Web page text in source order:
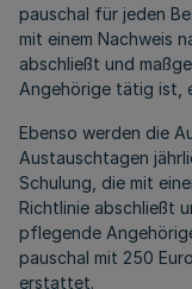
pauschal für jeden
mit einem Nachweis
abschließt und
Angehörige tätig ist,
Ebenso werden die
Austauschtagen
Schulung, die mit
Richtlinie abschließt
pflegende
pauschal mit 250
erstattet.